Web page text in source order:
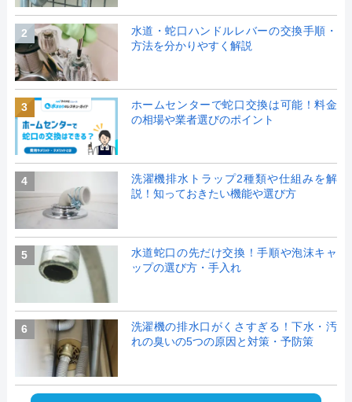
2
水道・蛇口ハンドルレバーの交換手順・
方法を分かりやすく解説
3
ホームセンターで蛇口交換は可能！料金
の相場や業者選びのポイント
4
洗濯機排水トラップ2種類や仕組みを解
説！知っておきたい機能や選び方
5
水道蛇口の先だけ交換！手順や泡沫キャ
ップの選び方・手入れ
6
洗濯機の排水口がくさすぎる！下水・汚
れの臭いの5つの原因と対策・予防策